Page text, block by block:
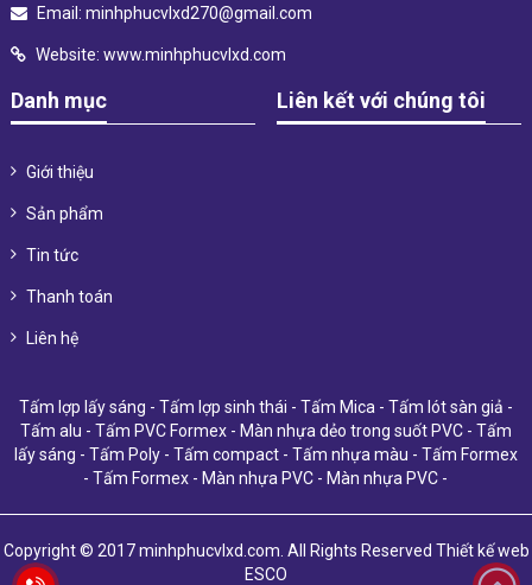
Email: minhphucvlxd270@gmail.com
Website: www.minhphucvlxd.com
Danh mục
Giới thiệu
Sản phẩm
Tin tức
Thanh toán
Liên hệ
Liên kết với chúng tôi
Tấm lợp lấy sáng - Tấm lợp sinh thái - Tấm Mica- Tấm lót sàn giả -
Tấm alu - Tấm PVC Formex- Màn nhựa dẻo trong suốt PVC- Tấm
lấy sáng - Tấm Poly- Tấm compact- Tấm nhựa màu - Tấm Formex
-Tấm Formex - Màn nhựa PVC - Màn nhựa PVC -
Copyright © 2017 minhphucvlxd.com. All Rights Reserved Thiết kế web
ESCO